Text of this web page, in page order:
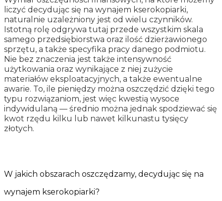
liczyć decydując się na wynajem kserokopiarki,
naturalnie uzależniony jest od wielu czynników.
Istotną rolę odgrywa tutaj przede wszystkim skala
samego przedsiębiorstwa oraz ilość dzierżawionego
sprzętu, a także specyfika pracy danego podmiotu.
Nie bez znaczenia jest także intensywność
użytkowania oraz wynikające z niej zużycie
materiałów eksploatacyjnych, a także ewentualne
awarie. To, ile pieniędzy można oszczędzić dzięki tego
typu rozwiązaniom, jest więc kwestią wysoce
indywidulaną — średnio można jednak spodziewać się
kwot rzędu kilku lub nawet kilkunastu tysięcy
złotych.
W jakich obszarach oszczędzamy, decydując się na
wynajem kserokopiarki?